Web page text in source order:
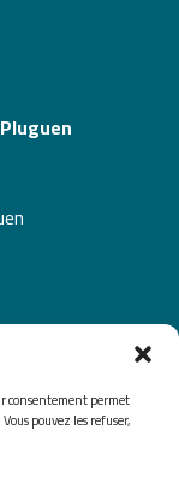
consentement permet
pouvez les refuser,
de 13h30 à